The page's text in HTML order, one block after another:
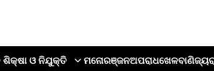
ଶିକ୍ଷା ଓ ନିଯୁକ୍ତି ମନୋରଞ୍ଜନଅପରାଧଖେଳବାଣିଜ୍ୟ